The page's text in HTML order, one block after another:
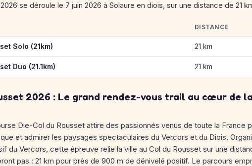
se déroule le 7 juin 2026 à Solaure en diois, sur une distance de 21
épreuves de Die-Col du Rousset 2026
DISTANCE
Solo (21km) 21 km
Duo (21.1km) 21 km
2026 : Le grand rendez-vous trail au cœur de la
Die-Col du Rousset attire des passionnés venus de toute la France
et admirer les paysages spectaculaires du Vercors et du Diois.
du Vercors, cette épreuve relie la ville au Col du Rousset sur une
pas : 21 km pour près de 900 m de dénivelé positif. Le parcours